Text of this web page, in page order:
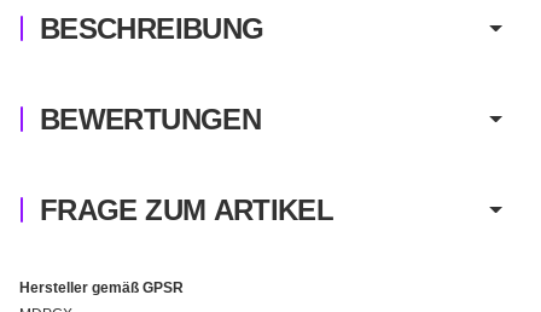
BESCHREIBUNG
BEWERTUNGEN
FRAGE ZUM ARTIKEL
Hersteller gemäß GPSR